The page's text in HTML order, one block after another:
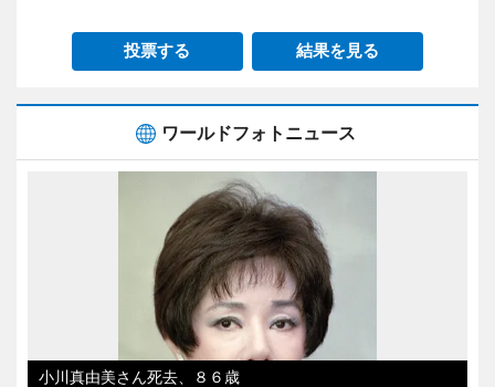
投票する 結果を見る
ワールドフォトニュース
小川真由美さん死去、８６歳